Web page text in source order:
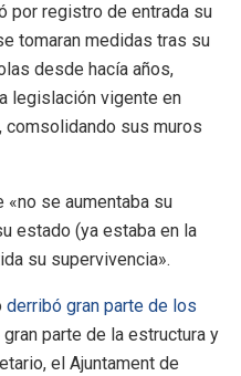
por registro de entrada su
tomaran medidas tras su
desde hacía años,
legislación vigente en
comsolidando sus muros
se aumentaba su
estado (ya estaba en la
su supervivencia».
derribó gran parte de los
parte de la estructura y
el Ajuntament de